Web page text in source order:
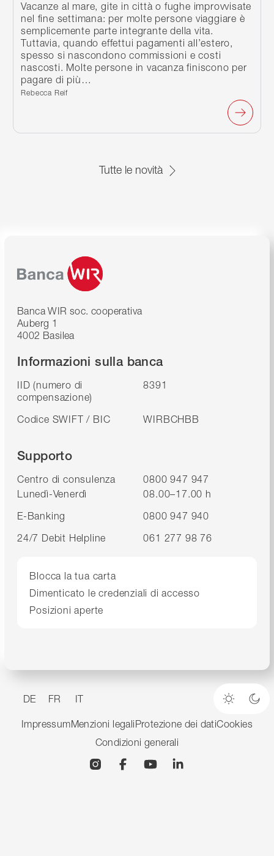
Vacanze al mare, gite in città o fughe improvvisate
nel fine settimana: per molte persone viaggiare è
semplicemente parte integrante della vita.
Tuttavia, quando effettui pagamenti all’estero,
spesso si nascondono commissioni e costi
nascosti. Molte persone in vacanza finiscono per
pagare di più…
Scritto da:
Rebecca Reif
Tutte le novità
Banca WIR soc. cooperativa
Auberg 1
4002 Basilea
Informazioni sulla banca
IID (numero di
compensazione)
8391
Codice SWIFT / BIC WIRBCHBB
Supporto
Centro di consulenza
0800 947 947
Lunedì-Venerdì
08.00–17.00 h
E-Banking
0800 947 940
24/7 Debit Helpline
061 277 98 76
Blocca la tua carta
Dimenticato le credenziali di accesso
Posizioni aperte
DE FR IT
ImpressumMenzioni legaliProtezione dei datiCookies
Condizioni generali
InstagramFacebookYouTube